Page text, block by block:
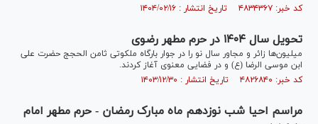
کد خبر: ۴۸۳۴۳۶۷ تاریخ انتشار : ۱۴۰۴/۰۲/۱۶
تحویل سال ۱۴۰۴ در حرم مطهر رضوی
میلیون‌ها زائر و مجاور سال نو را در جوار بارگاه ملکوتی ثامن الحجج حضرت علی
ابن موسی الرضا (ع) و در فضایی معنوی آغاز کردند.
کد خبر: ۴۸۲۶۸۴۰ تاریخ انتشار : ۱۴۰۳/۱۲/۳۰
مراسم احیا شب نوزدهم ماه مبارک رمضان - حرم مطهر امام